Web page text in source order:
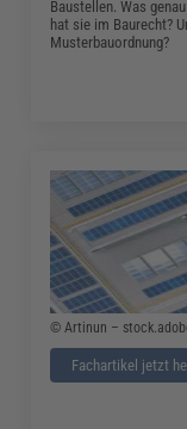
Baustellen. Was
hat sie im Baurecht?
Musterbauordnung?
© Artinun –
Fachartikel jetzt